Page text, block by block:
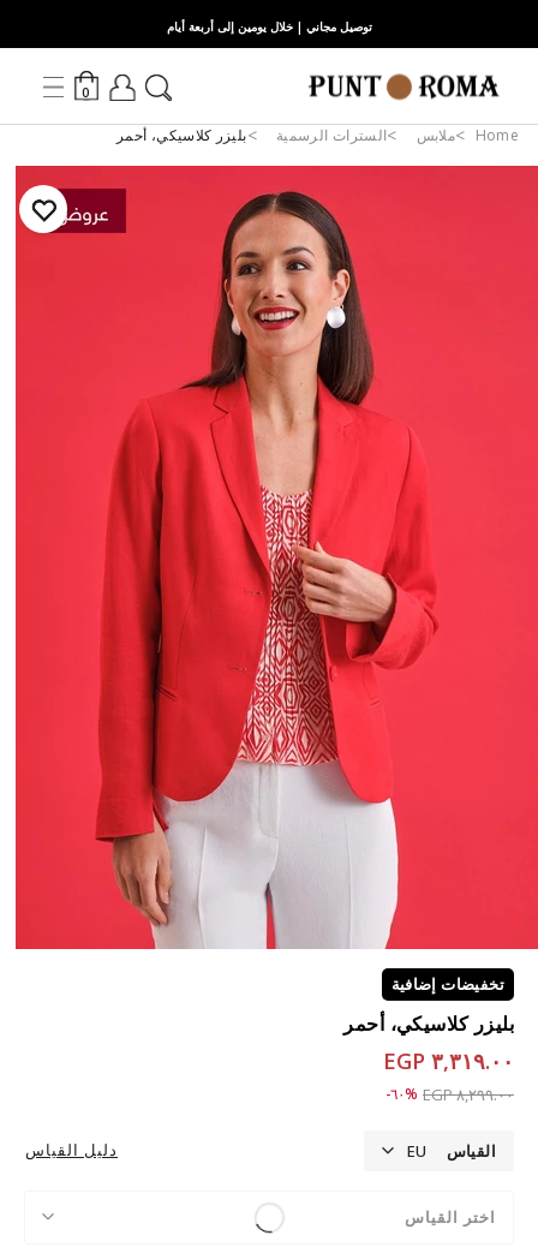
توصيل مجاني | خلال يومين إلى أربعة أيام
0
Home ملابس السترات الرسمية بليزر كلاسيكي، أحمر
تخفيضات إضافية
بليزر كلاسيكي، أحمر
٣,٣١٩.٠٠ EGP
Price reduced from
٨,٢٩٩.٠٠ EGP to ٣,٣١٩.٠٠ EGP%٦٠-
القياس EU دليل القياس
اختر القياس